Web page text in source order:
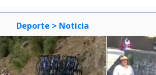
Deporte > Noticia